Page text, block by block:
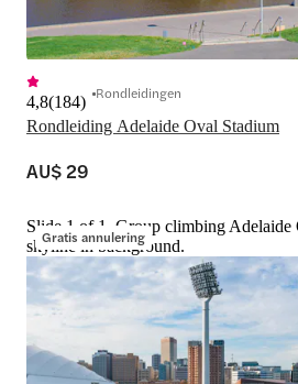
Rondleiding Adelaide Oval Stadium
4,8(184) Rondleidingen
AU$ 29
Gratis annulering
Slide 1 of 1, Group climbing
skyline in background.